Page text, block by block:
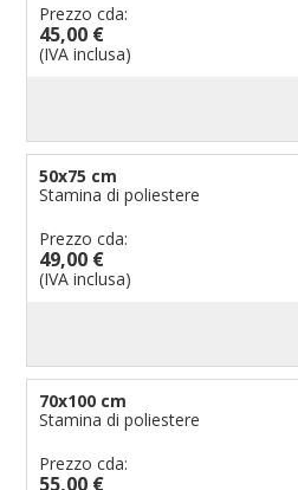
Prezzo cda:
45,00 €
(IVA inclusa)
50x75 cm
Stamina di poliestere
Prezzo cda:
49,00 €
(IVA inclusa)
70x100 cm
Stamina di poliestere
Prezzo cda:
55,00 €